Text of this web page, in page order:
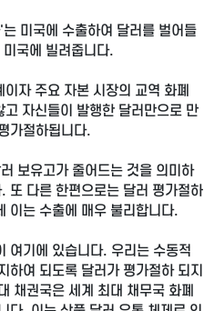
미국에 수출하여 달러를 벌어들
국에 빌려줍니다.
자 주요 자본 시장의 교역 화폐
자신들이 발행한 달러만으로 만
가절하됩니다.
보유고가 줄어드는 것을 의미하
또 다른 한편으로는 달러 평가절하
이는 수출에 매우 불리합니다.
여기에 있습니다. 우리는 수동적
하여 되도록 달러가 평가절하 되지
채권국은 세계 최대 채무국 화폐